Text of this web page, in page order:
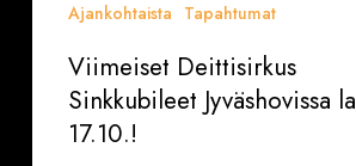
Ajankohtaista Tapahtumat
Viimeiset Deittisirkus
Sinkkubileet Jyväshovissa la
17.10.!